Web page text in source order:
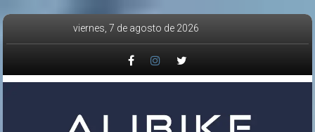
Saltar
viernes, 7 de agosto de 2026